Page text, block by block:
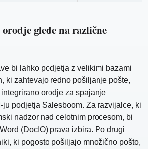
glede na različne
bi lahko podjetja z velikimi bazami
ki zahtevajo redno pošiljanje pošte,
orodje za spajanje
ju podjetja Salesboom. Za razvijalce, ki
nadzor nad celotnim procesom, bi
(DocIO) prava izbira. Po drugi
ki pogosto pošiljajo množično pošto,